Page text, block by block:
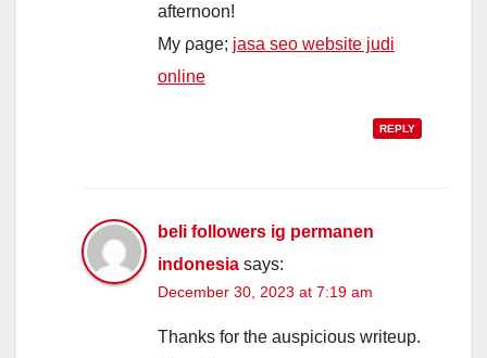
afternoon!
My ρage; jasa seo website judi
online
REPLY
beli followers ig permanen
indonesia says:
December 30, 2023 at 7:19 am
Thanks for the auspicious writeup.